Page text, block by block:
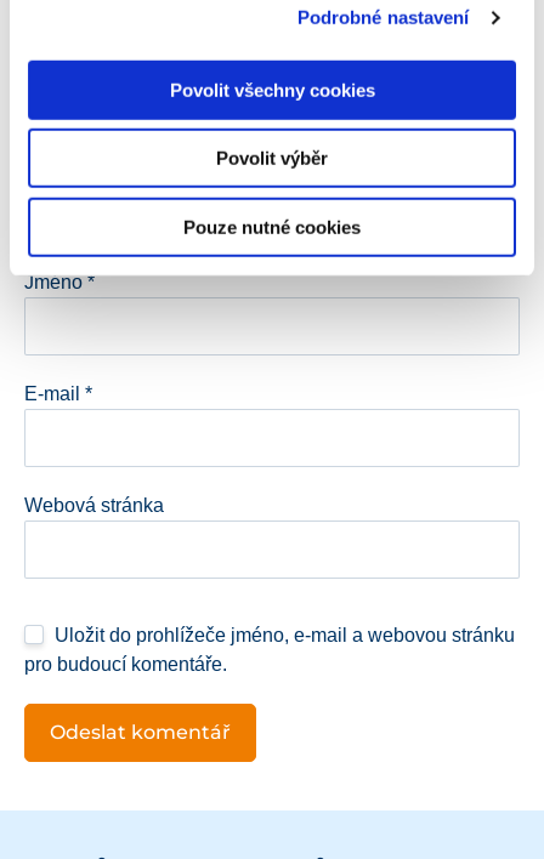
Podrobné nastavení
Povolit všechny cookies
Povolit výběr
Pouze nutné cookies
Jméno*
E-mail *
Webová stránka
Uložit do prohlížeče jméno, e-mail a webovou stránku
pro budoucí komentáře.